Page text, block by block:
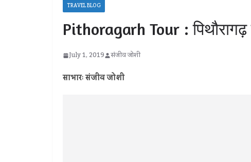
TRAVEL BLOG
Pithoragarh Tour :
July 1, 2019 संजीव जोशी
साभारः संजीव जोशी